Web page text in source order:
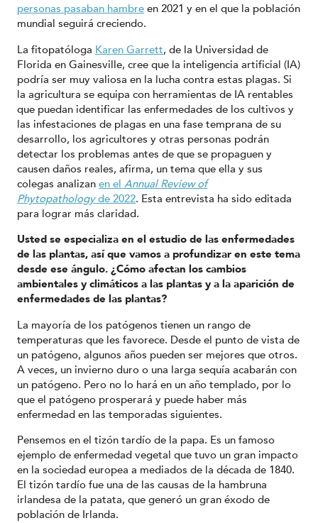
personas pasaban hambre en 2021 y en el que la población
mundial seguirá creciendo.
La fitopatóloga Karen Garrett, de la Universidad de
Florida en Gainesville, cree que la inteligencia artificial (IA)
podría ser muy valiosa en la lucha contra estas plagas. Si
la agricultura se equipa con herramientas de IA rentables
que puedan identificar las enfermedades de los cultivos y
las infestaciones de plagas en una fase temprana de su
desarrollo, los agricultores y otras personas podrán
detectar los problemas antes de que se propaguen y
causen daños reales, afirma, un tema que ella y sus
colegas analizan en el Annual Review of
Phytopathologyde 2022. Esta entrevista ha sido editada
para lograr más claridad.
Usted se especializa en el estudio de las enfermedades
de las plantas, así que vamos a profundizar en este tema
desde ese ángulo. ¿Cómo afectan los cambios
ambientales y climáticos a las plantas y a la aparición de
enfermedades de las plantas?
La mayoría de los patógenos tienen un rango de
temperaturas que les favorece. Desde el punto de vista de
un patógeno, algunos años pueden ser mejores que otros.
A veces, un invierno duro o una larga sequía acabarán con
un patógeno. Pero no lo hará en un año templado, por lo
que el patógeno prosperará y puede haber más
enfermedad en las temporadas siguientes.
Pensemos en el tizón tardío de la papa. Es un famoso
ejemplo de enfermedad vegetal que tuvo un gran impacto
en la sociedad europea a mediados de la década de 1840.
El tizón tardío fue una de las causas de la hambruna
irlandesa de la patata, que generó un gran éxodo de
población de Irlanda.